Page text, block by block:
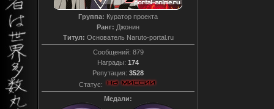
Группа: Куратор проекта
Ранг: Джонин
Титул: Основатель Naruto-portal.ru
Сообщений: 879
Награды: 174
Репутация: 3528
Статус:
Медали: